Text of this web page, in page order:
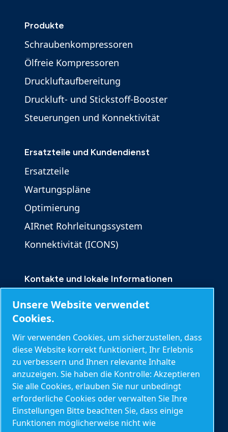
Produkte
Schraubenkompressoren
Ölfreie Kompressoren
Druckluftaufbereitung
Druckluft- und Stickstoff-Booster
Steuerungen und Konnektivität
Ersatzteile und Kundendienst
Ersatzteile
Wartungspläne
Optimierung
AIRnet Rohrleitungssystem
Konnektivität (ICONS)
Kontakte und lokale Informationen
Produktanfrage
Serviceanfrage
Allgemeine Anfragen
Weitere Informationen
Blog
Berechnungstools
Unsere Website verwendet
Cookies.
Wir verwenden Cookies, um sicherzustellen, dass
diese Website korrekt funktioniert, Ihr Erlebnis
zu verbessern und Ihnen relevante Inhalte
anzuzeigen. Sie haben die Kontrolle: Akzeptieren
Sie alle Cookies, erlauben Sie nur unbedingt
erforderliche Cookies oder verwalten Sie Ihre
Einstellungen Bitte beachten Sie, dass einige
Funktionen möglicherweise nicht wie